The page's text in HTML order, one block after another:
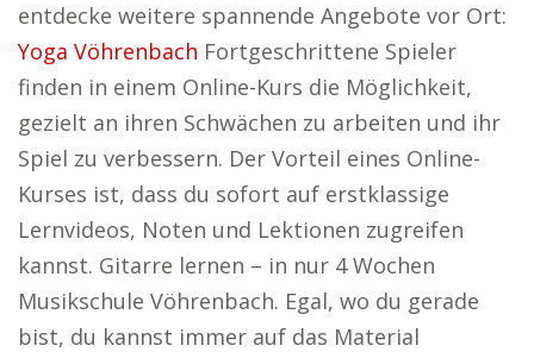
entdecke weitere spannende Angebote vor Ort:
Yoga Vöhrenbach Fortgeschrittene Spieler
finden in einem Online-Kurs die Möglichkeit,
gezielt an ihren Schwächen zu arbeiten und ihr
Spiel zu verbessern. Der Vorteil eines Online-
Kurses ist, dass du sofort auf erstklassige
Lernvideos, Noten und Lektionen zugreifen
kannst. Gitarre lernen – in nur 4 Wochen
Musikschule Vöhrenbach. Egal, wo du gerade
bist, du kannst immer auf das Material